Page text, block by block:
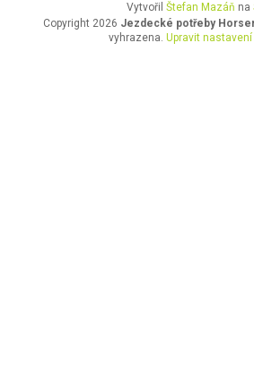
VytvořilŠtefan Mazáň na
Copyright 2026 Jezdecké potřeby
vyhrazena. Upravit